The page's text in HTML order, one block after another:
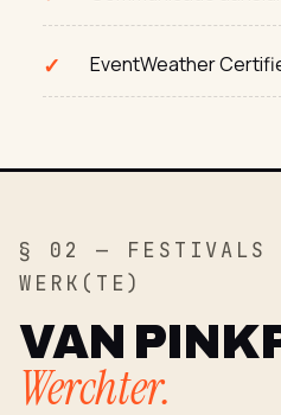
EventWeather
§ 02 — FESTIVALS
WERK(TE)
VAN
Werchter.